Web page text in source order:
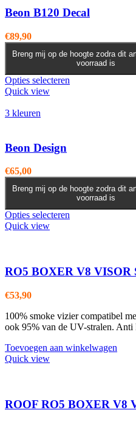
Beon B120 Decal
€89,90
Breng mij op de hoogte zodra dit
voorraad is
Opties selecteren
worden
op
de
productpagina
Quick view
3 kleuren
Beon Design
€65,00
Breng mij op de hoogte zodra dit
voorraad is
Opties selecteren
Deze
optie
worden
op
productpagina
Quick view
RO5 BOXER V8 VISOR
€53,90
100% smoke vizier compatibel
ook 95% van de UV-stralen.
Toevoegen aan winkelwagen
Quick view
ROOF RO5 BOXER V8